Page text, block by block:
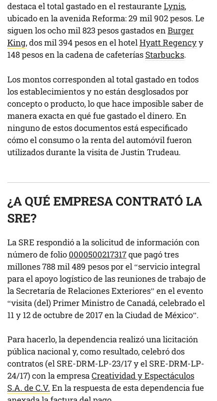
destaca el total gastado en el restauranteLynis,
ubicado en la avenida Reforma: 29 mil 902 pesos. Le
siguen los ocho mil 823 pesos gastados enBurger
King, dos mil 394 pesos en el hotelHyatt Regencyy
148 pesos en la cadena de cafeterías Starbucks.
Los montos corresponden al total gastado en todos
los establecimientos y no están desglosados por
concepto o producto, lo que hace imposible saber de
manera exacta en qué fue gastado el dinero. En
ninguno de estos documentos está especificado
cómo el consumo o la renta del automóvil fueron
utilizados durante la visita de Justin Trudeau.
¿A QUÉ EMPRESA CONTRATÓ LA
SRE?
La SRE respondió a la solicitud de información con
número de folio 0000500217317que pagó tres
millones 788 mil 489 pesos por el “servicio integral
para el apoyo logístico de las reuniones de trabajo de
la Secretaría de Relaciones Exteriores” en el evento
“visita (del) Primer Ministro de Canadá, celebrado el
11 y 12 de octubre de 2017 en la Ciudad de México”.
Para hacerlo, la dependencia realizó una licitación
pública nacional y, como resultado, celebró dos
contratos (el SRE-DRM-LP-23/17 y el SRE-DRM-LP-
24/17) con la empresaCreatividad y Espectáculos
S.A. de C.V. En la respuesta de esta dependencia fue